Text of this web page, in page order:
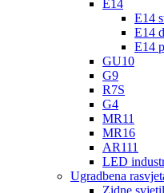
E14
E14
E14
E14
GU10
G9
R7S
G4
MR11
MR16
AR111
LED
Ugradbena
Zidne